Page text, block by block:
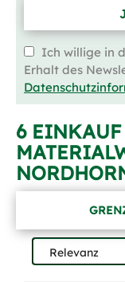
Ich willige in
Erhalt des
6